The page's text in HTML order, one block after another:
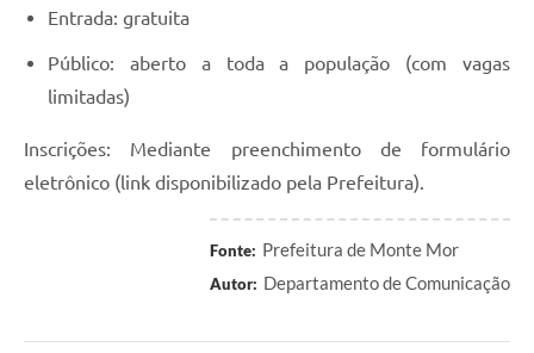
Entrada: gratuita
Público: aberto a toda a população (com vagas
limitadas)
Inscrições: Mediante preenchimento de formulário
eletrônico (link disponibilizado pela Prefeitura).
Fonte: Prefeitura de Monte Mor
Autor: Departamento de Comunicação